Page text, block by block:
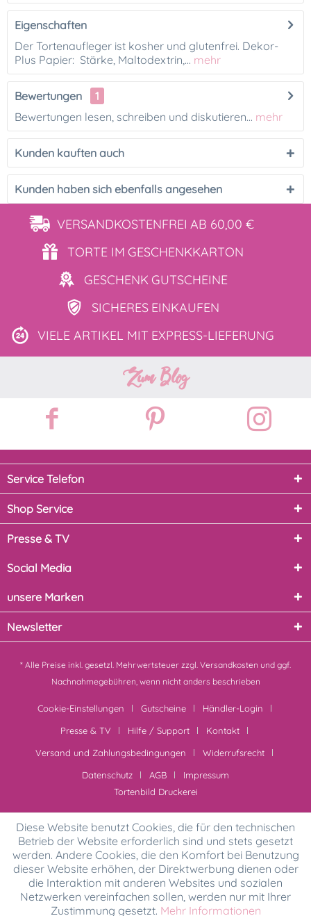
Eigenschaften
Der Tortenaufleger ist kosher und glutenfrei. Dekor-
Plus Papier: Stärke, Maltodextrin,... mehr
Bewertungen
1
Bewertungen lesen, schreiben und diskutieren... mehr
Kunden kauften auch
Kunden haben sich ebenfalls angesehen
VERSANDKOSTENFREI AB 60,00 €
TORTE IM GESCHENKKARTON
GESCHENK GUTSCHEINE
SICHERES EINKAUFEN
VIELE ARTIKEL MIT EXPRESS-LIEFERUNG
Zum Blog
Service Telefon
Shop Service
Presse & TV
Social Media
unsere Marken
Newsletter
* Alle Preise inkl. gesetzl. Mehrwertsteuer zzgl. Versandkosten und ggf.
Nachnahmegebühren, wenn nicht anders beschrieben
Cookie-Einstellungen Gutscheine
Händler-Login
Presse & TV
Hilfe / Support
Kontakt
Versand und Zahlungsbedingungen
Widerrufsrecht
Datenschutz
AGB
Impressum
Tortenbild Druckerei
Diese Website benutzt Cookies, die für den technischen
Betrieb der Website erforderlich sind und stets gesetzt
werden. Andere Cookies, die den Komfort bei Benutzung
dieser Website erhöhen, der Direktwerbung dienen oder
die Interaktion mit anderen Websites und sozialen
Netzwerken vereinfachen sollen, werden nur mit Ihrer
Zustimmung gesetzt. Mehr Informationen